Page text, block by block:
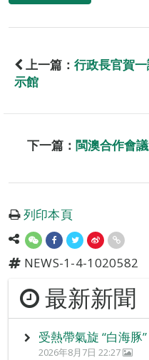
上一篇： 行政長官賀
示館
下一篇： 閩澳合作會
列印本頁
NEWS-1-4-1020582
最新新聞
受熱帶氣旋 “白海
2026年8月7日 22:27